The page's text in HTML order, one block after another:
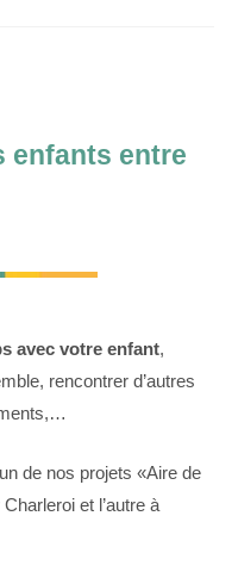
enfants entre
avec votre enfant,
rencontrer d’autres
de nos projets «Aire de
et l’autre à